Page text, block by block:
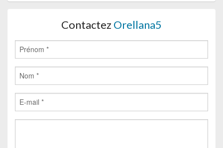
Contactez Orellana5